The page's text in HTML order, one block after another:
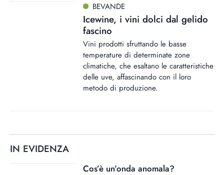
BEVANDE
Icewine, i vini dolci dal gelido
fascino
Vini prodotti sfruttando le basse
temperature di determinate zone
climatiche, che esaltano le caratteristiche
delle uve, affascinando con il loro
metodo di produzione.
IN EVIDENZA
Cos’è un’onda anomala?